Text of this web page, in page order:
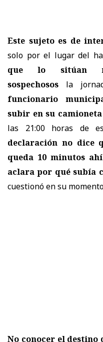
Este sujeto es de
solo por el lugar del
que lo sitúan
sospechosos la
funcionario
subir en su camioneta
las 21:00 horas de
declaración no dice
queda 10 minutos
aclara por qué subía
cuestionó en su
No conocer el destino